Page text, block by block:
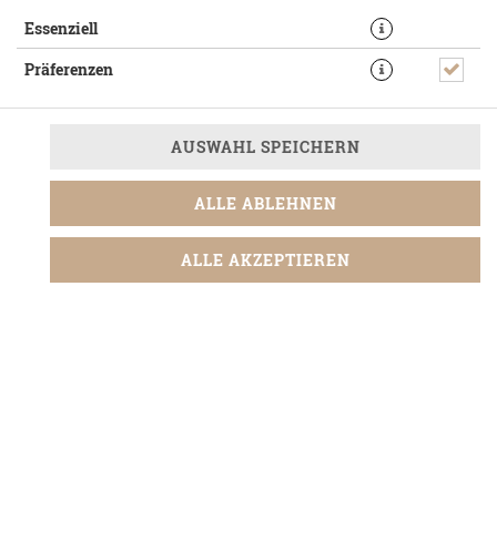
3,30 € *
Essenziell
Präferenzen
AUSWAHL SPEICHERN
ALLE ABLEHNEN
ALLE AKZEPTIEREN